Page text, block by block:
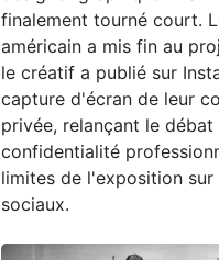
finalement tourné court.
américain a mis fin au
le créatif a publié sur
capture d'écran de leur
privée, relançant le débat
confidentialité
limites de l'exposition sur
sociaux.